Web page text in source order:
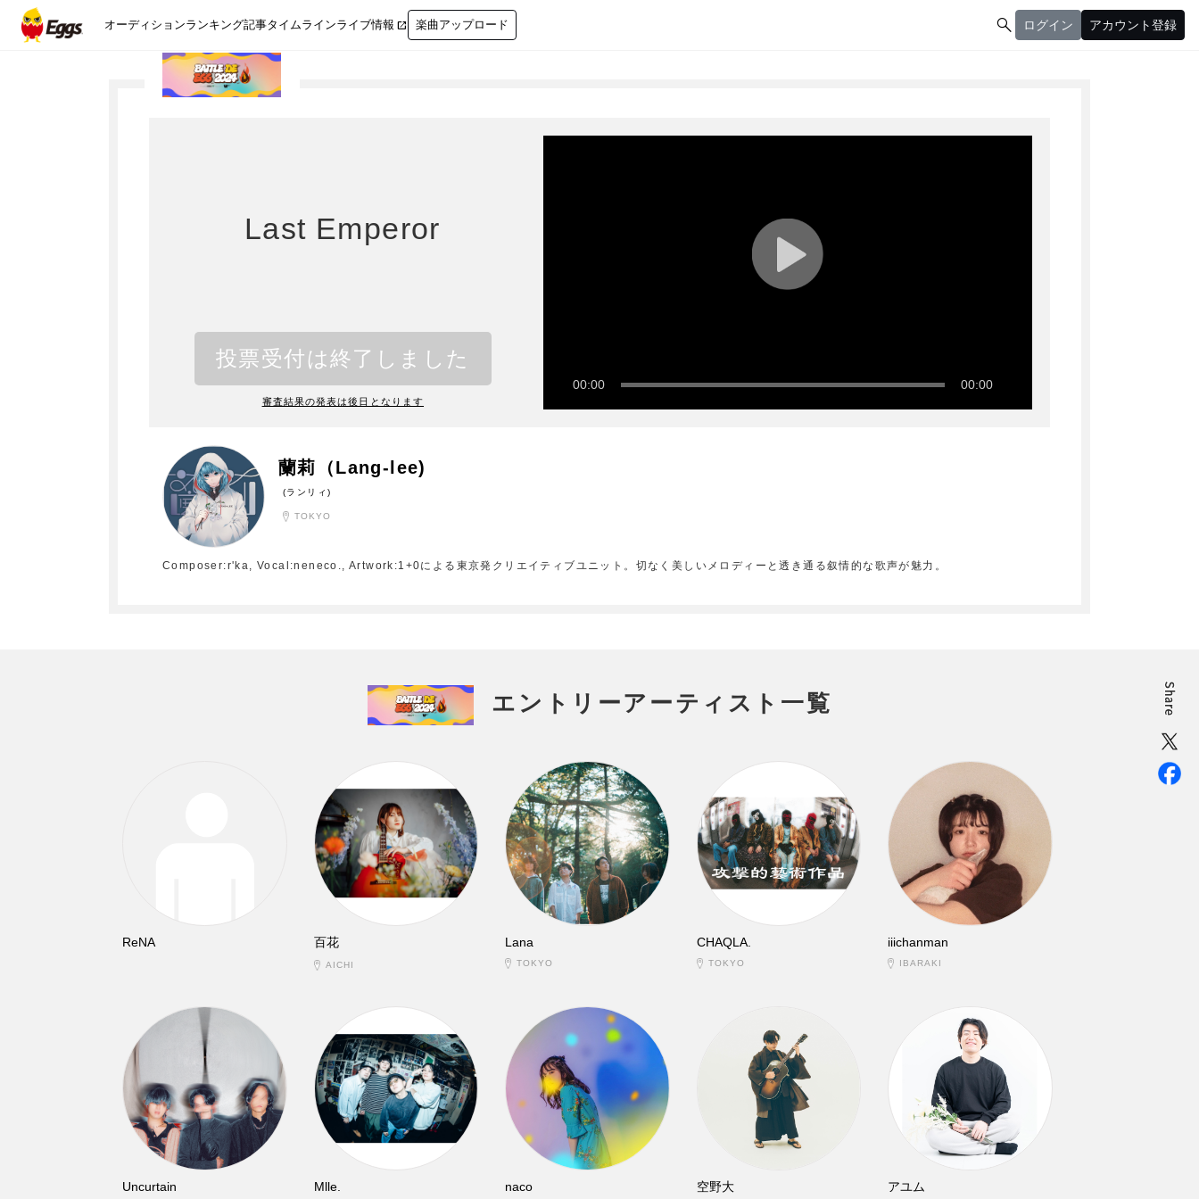
オーディションランキング記事タイムラインライブ情報  楽曲アップロード  ログイン アカウント登録
00:00 00:00
Last Emperor
投票受付は終了しました
審査結果の発表は後日となります
蘭莉（Lang-lee)
(ランリィ)
TOKYO
Composer:r'ka, Vocal:neneco., Artwork:1+0による東京発クリエイティブユニット。切なく美しいメロディーと透き通る叙情的な歌声が魅力。
エントリーアーティスト一覧
ReNA 百花
AICHI
Lana
TOKYO
CHAQLA.
TOKYO
iiichanman
IBARAKI
Uncurtain Mlle. naco 空野大 アユム